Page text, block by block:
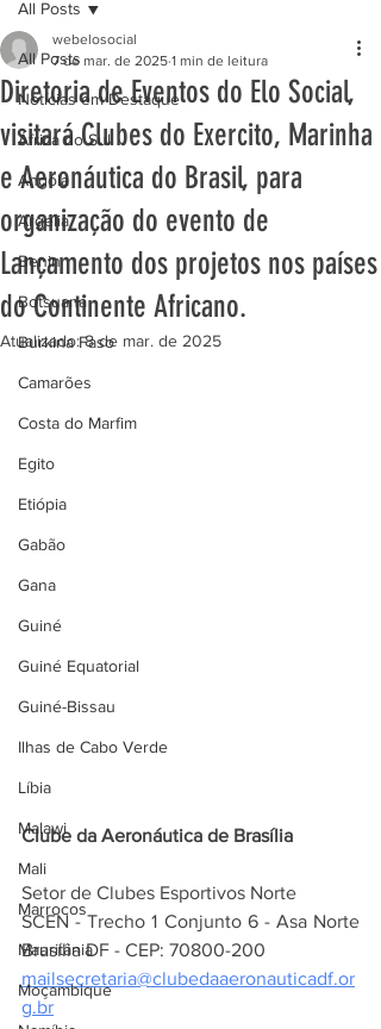
All Posts
Notícias em Destaque
África do Sul
Angola
Argélia
Benin
Botsuana
Burkina Faso
Camarões
Costa do Marfim
Egito
Etiópia
Gabão
Gana
Guiné
Guiné Equatorial
Guiné-Bissau
Ilhas de Cabo Verde
Líbia
Malawi
Mali
Marrocos
Mauritânia
Moçambique
All Posts
Diretoria de Eventos do Elo Social,
visitará Clubes do Exercito, Marinha
e Aeronáutica do Brasil, para
organização do evento de
Lançamento dos projetos nos países
do Continente Africano.
webelosocial
7 de mar. de 2025 1 min de leitura
Atualizado:8 de mar. de 2025
Clube da Aeronáutica de Brasília
Setor de Clubes Esportivos Norte
SCEN - Trecho 1 Conjunto 6 - Asa Norte
Brasília DF - CEP: 70800-200
mailsecretaria@clubedaaeronauticadf.or
g.br